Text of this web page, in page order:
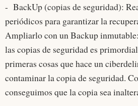
- BackUp (copias de seguridad):
periódicos para garantizar la
Ampliarlo con un Backup
las copias de seguridad es
primeras cosas que hace un
contaminar la copia de seguridad.
conseguimos que la copia sea